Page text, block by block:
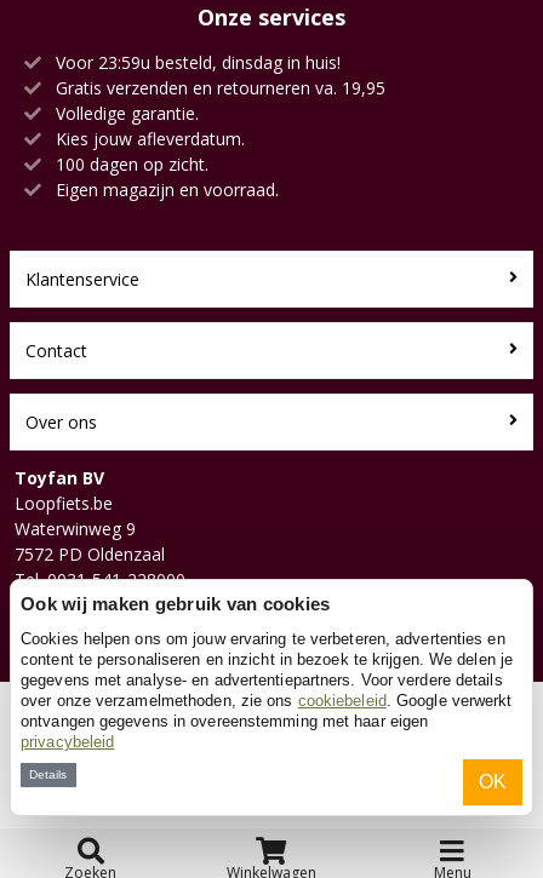
Zoeken Winkelwagen Menu
Onze services
Voor 23:59u besteld, dinsdag in huis!
Gratis verzenden en retourneren va. 19,95
Volledige garantie.
Kies jouw afleverdatum.
100 dagen op zicht.
Eigen magazijn en voorraad.
Klantenservice
Contact
Over ons
Toyfan BV
Loopfiets.be
Waterwinweg 9
7572 PD Oldenzaal
Tel. 0031-541-228000
Facebook
Instagram
© 2026 Toyfan BV
Ook wij maken gebruik van cookies
Cookies helpen ons om jouw ervaring te verbeteren, advertenties en
content te personaliseren en inzicht in bezoek te krijgen. We delen je
gegevens met analyse- en advertentiepartners. Voor verdere details
over onze verzamelmethoden, zie ons cookiebeleid. Google verwerkt
ontvangen gegevens in overeenstemming met haar eigen
privacybeleid
Details OK